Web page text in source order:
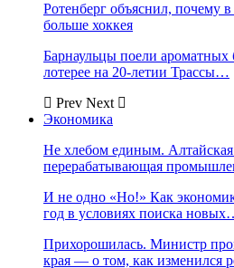
Ротенберг объяснил, почему
больше хоккея
Барнаульцы поели ароматных
лотерее на 20-летии Трассы…
Prev Next
Экономика
Не хлебом единым.
перерабатывающая
И не одно «Но!» Как
год в условиях поиска
Прихорошилась. Министр
края — о том, как изменился